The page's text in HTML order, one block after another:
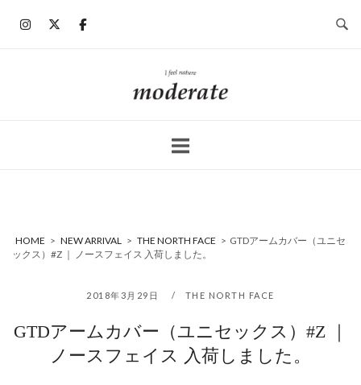
ホ
ー
HOME > NEW ARRIVAL > THE NORTH FACE > GTDアームカバー（ユニセ
ックス）#Z ｜ ノースフェイス 入荷しました。
2018年3月29日 THE NORTH FACE
GTDアームカバー（ユニセックス）#Z ｜
ノースフェイス 入荷しました。